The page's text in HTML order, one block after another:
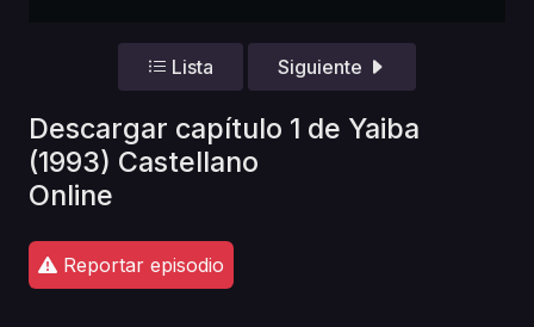
Lista Siguiente
Descargar capítulo 1 de Yaiba
(1993) Castellano
Online
Reportar episodio